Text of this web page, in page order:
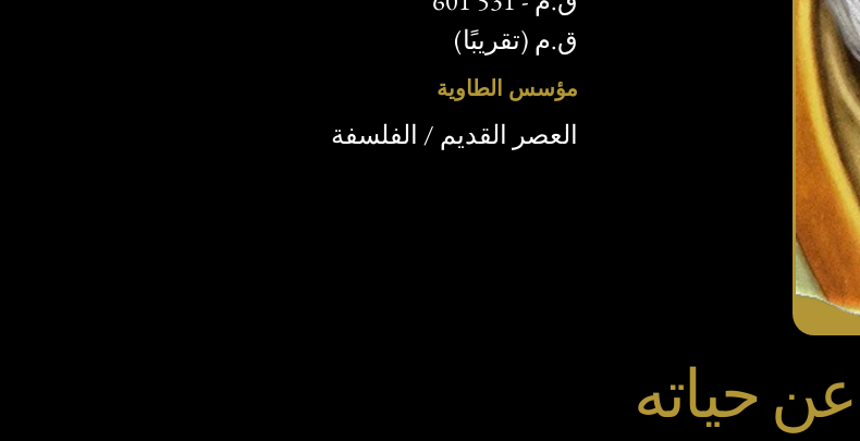
ق.م (تقريبًا)
مؤسس الطاوية
العصر القديم / الفلسفة
عن حياته